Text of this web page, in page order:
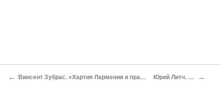
← Винсент Зубрас. «Хартия Лармения и правопреемственность современных рыцарей тамплиеров» Юрий Литч. «Голова на блюде» →